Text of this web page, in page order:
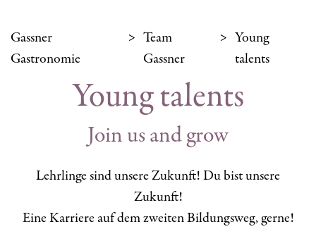
Gassner
Gastronomie
Team
Gassner
Young
talents
Young talents
Join us and grow
Lehrlinge sind unsere Zukunft! Du bist unsere
Zukunft!
Eine Karriere auf dem zweiten Bildungsweg, gerne!